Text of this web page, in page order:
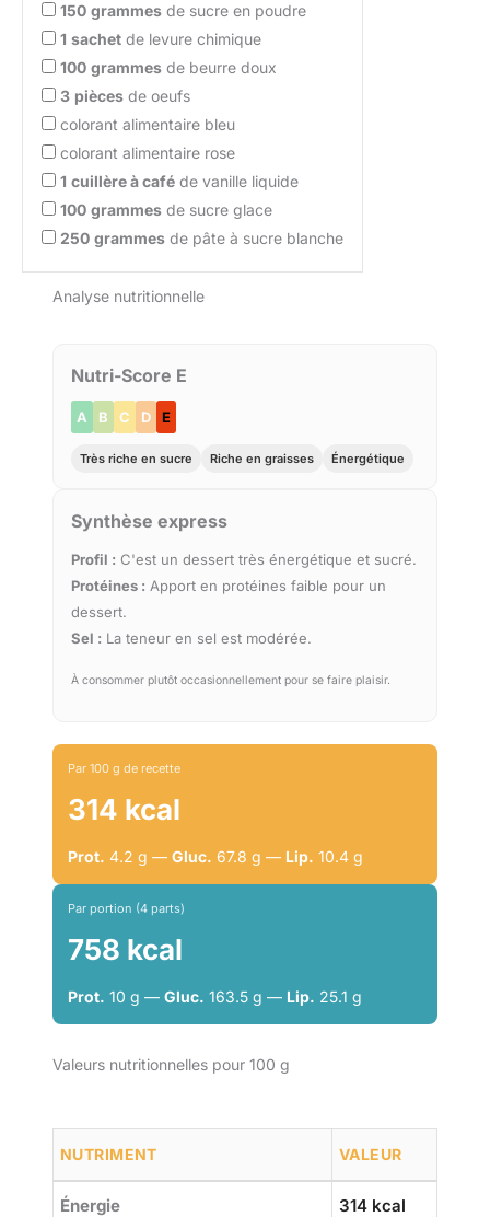
150 grammes de sucre en poudre
1 sachet de levure chimique
100 grammes de beurre doux
3 pièces de oeufs
colorant alimentaire bleu
colorant alimentaire rose
1 cuillère à café de vanille liquide
100 grammes de sucre glace
250 grammes de pâte à sucre blanche
Analyse nutritionnelle
Nutri-Score E
A B C D E
Très riche en sucre Riche en graisses Énergétique
Synthèse express
Profil : C'est un dessert très énergétique et sucré.
Protéines : Apport en protéines faible pour un
dessert.
Sel : La teneur en sel est modérée.
À consommer plutôt occasionnellement pour se faire plaisir.
Par 100 g de recette
314 kcal
Prot. 4.2 g — Gluc. 67.8 g — Lip. 10.4 g
Par portion (4 parts)
758 kcal
Prot. 10 g — Gluc. 163.5 g — Lip. 25.1 g
Valeurs nutritionnelles pour 100 g
NUTRIMENT VALEUR
Énergie 314 kcal